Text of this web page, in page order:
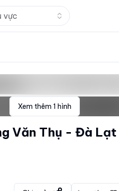
vực Nhấn để mở
Xem thêm1 hình
Văn Thụ - Đà Lạt